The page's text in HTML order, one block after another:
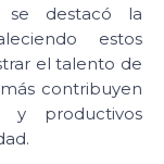
se destacó la
estos
el talento de
contribuyen
y productivos